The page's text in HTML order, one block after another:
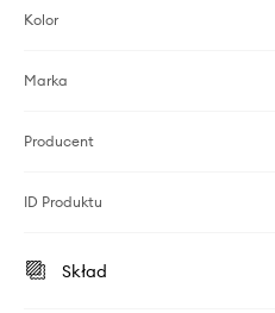
Kolor
Marka
Producent
ID Produktu
Skład